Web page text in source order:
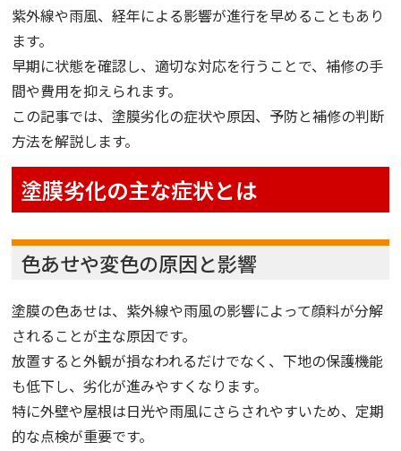
紫外線や雨風、経年による影響が進行を早めることもあり
ます。
早期に状態を確認し、適切な対応を行うことで、補修の手
間や費用を抑えられます。
この記事では、塗膜劣化の症状や原因、予防と補修の判断
方法を解説します。
塗膜劣化の主な症状とは
色あせや変色の原因と影響
塗膜の色あせは、紫外線や雨風の影響によって顔料が分解
されることが主な原因です。
放置すると外観が損なわれるだけでなく、下地の保護機能
も低下し、劣化が進みやすくなります。
特に外壁や屋根は日光や雨風にさらされやすいため、定期
的な点検が重要です。